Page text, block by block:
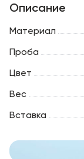
Описание
Материал
Проба
Цвет
Вес
Вставка